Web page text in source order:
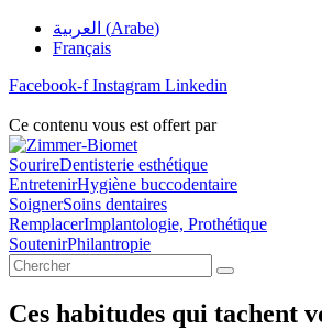
Aller
العربية (Arabe)
Français
Facebook-f Instagram Linkedin
Ce contenu vous est offert par
SourireDentisterie esthétique
EntretenirHygiène buccodentaire
SoignerSoins dentaires
RemplacerImplantologie, Prothétique
SoutenirPhilantropie
Chercher
Ces habitudes qui tachent